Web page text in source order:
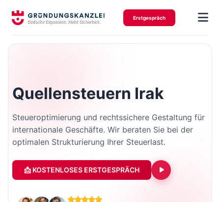
Erstgespräch
Quellensteuern Irak
Steueroptimierung und rechtssichere Gestaltung für
internationale Geschäfte. Wir beraten Sie bei der
optimalen Strukturierung Ihrer Steuerlast.
📩 KOSTENLOSES ERSTGESPRÄCH